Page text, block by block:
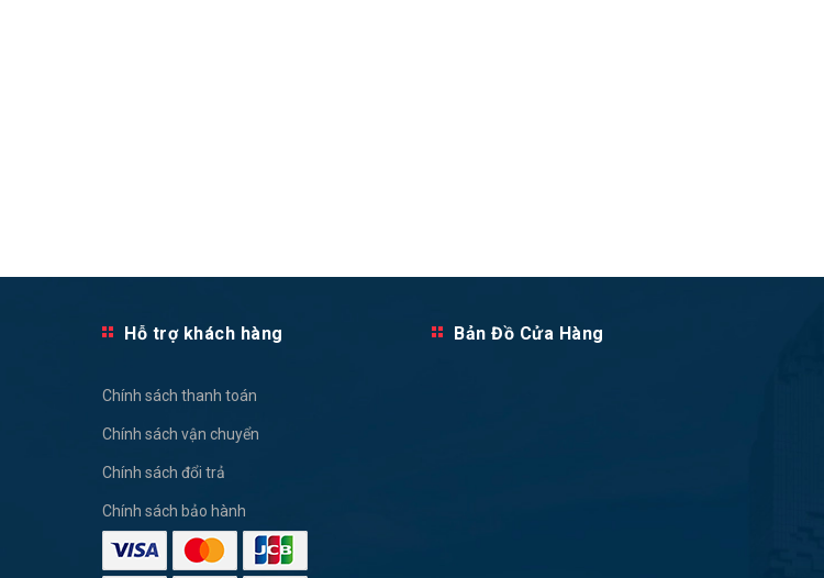
Hỗ trợ khách hàng
Chính sách thanh toán
Chính sách vận chuyển
Chính sách đổi trả
Chính sách bảo hành
Bản Đồ Cửa Hàng